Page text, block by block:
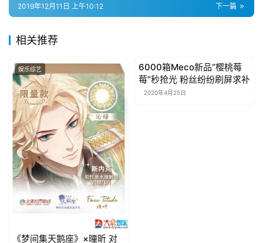
下一篇
2019年12月11日 上午10:12
相关推荐
娱乐综艺
《梦间集天鹅座》×曈昕 对
娱乐综艺
6000箱Meco新品“樱桃莓
莓”秒抢光 粉丝纷纷刷屏求补
2020年4月25日